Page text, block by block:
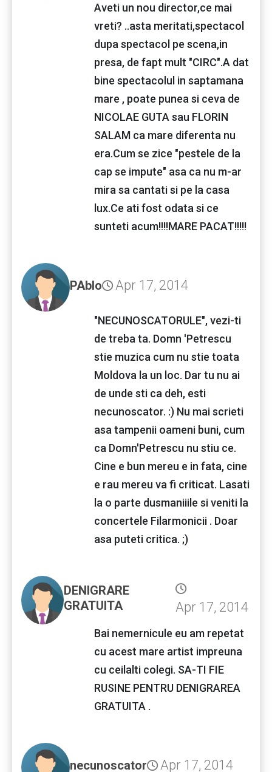
Aveti un nou director,ce mai
vreti? ..asta meritati,spectacol
dupa spectacol pe scena,in
presa, de fapt mult "CIRC".A dat
bine spectacolul in saptamana
mare , poate punea si ceva de
NICOLAE GUTA sau FLORIN
SALAM ca mare diferenta nu
era.Cum se zice "pestele de la
cap se impute" asa ca nu m-ar
mira sa cantati si pe la casa
lux.Ce ati fost odata si ce
sunteti acum!!!!MARE PACAT!!!!!
PAblo Apr 17, 2014
"NECUNOSCATORULE", vezi-ti
de treba ta. Domn 'Petrescu
stie muzica cum nu stie toata
Moldova la un loc. Dar tu nu ai
de unde sti ca deh, esti
necunoscator. :) Nu mai scrieti
asa tampenii oameni buni, cum
ca Domn'Petrescu nu stiu ce.
Cine e bun mereu e in fata, cine
e rau mereu va fi criticat. Lasati
la o parte dusmaniiile si veniti la
concertele Filarmonicii . Doar
asa puteti critica. ;)
DENIGRARE
GRATUITA
Apr 17, 2014
Bai nemernicule eu am repetat
cu acest mare artist impreuna
cu ceilalti colegi. SA-TI FIE
RUSINE PENTRU DENIGRAREA
GRATUITA .
necunoscator Apr 17, 2014